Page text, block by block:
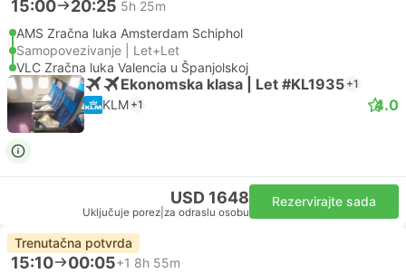
15:00 20:25 5h 25m
AMS Zračna luka Amsterdam Schiphol
Samopovezivanje | Let+Let
VLC Zračna luka Valencia u Španjolskoj
Ekonomska klasa | Let #KL1935 +1
KLM +1 4.0
USD 1648
Uključuje porez za odraslu osobu
Rezervirajte sada
Trenutačna potvrda
15:10 00:05+1 8h 55m